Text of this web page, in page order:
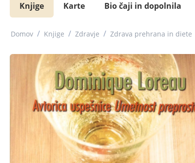
Knjige Karte Bio čaji in dopolnila
Domov / Knjige / Zdravje / Zdrava prehrana in diete